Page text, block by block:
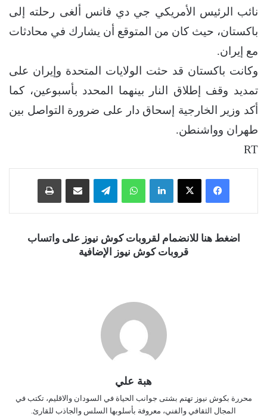
نائب الرئيس الأمريكي جي دي فانس ألغى رحلته إلى
باكستان، حيث كان من المتوقع أن يشارك في محادثات
مع إيران.
وكانت باكستان قد حثت الولايات المتحدة وإيران على
تمديد وقف إطلاق النار بينهما المحدد بأسبوعين، كما
أكد وزير الخارجية إسحاق دار على ضرورة التواصل بين
طهران وواشنطن.
RT
فيسبوك ‫X لينكدإن واتساب تيلقرام
اضغط هنا للانضمام لقروبات كوش نيوز على واتساب
قروبات كوش نيوز الإضافية
هبة علي
محررة بكوش نيوز تهتم بشتى جوانب الحياة في السودان والاقليم، تكتب في
المجال الثقافي والفني، معروفة بأسلوبها السلس والجاذب للقارئ.